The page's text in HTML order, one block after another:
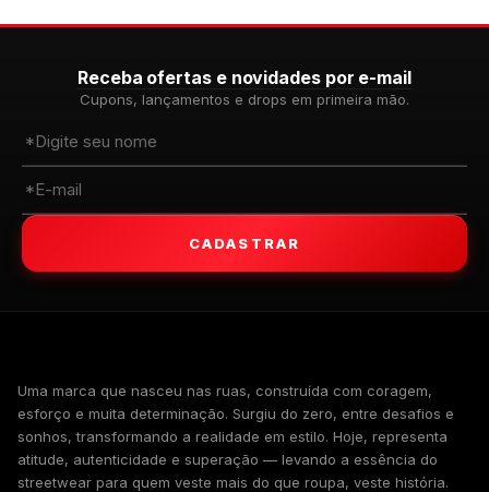
Receba ofertas e novidades por e-mail
Cupons, lançamentos e drops em primeira mão.
CADASTRAR
Uma marca que nasceu nas ruas, construída com coragem,
esforço e muita determinação. Surgiu do zero, entre desafios e
sonhos, transformando a realidade em estilo. Hoje, representa
atitude, autenticidade e superação — levando a essência do
streetwear para quem veste mais do que roupa, veste história.